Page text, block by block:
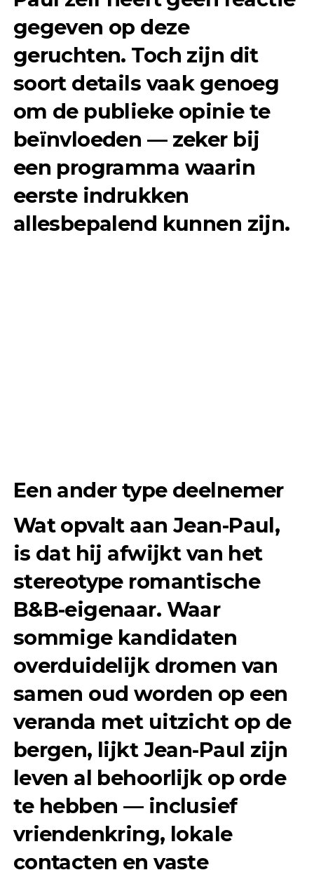
gegeven op deze
geruchten. Toch zijn dit
soort details vaak genoeg
om de publieke opinie te
beïnvloeden — zeker bij
een programma waarin
eerste indrukken
allesbepalend kunnen zijn.
Een ander type deelnemer
Wat opvalt aan Jean-Paul,
is dat hij afwijkt van het
stereotype romantische
B&B-eigenaar. Waar
sommige kandidaten
overduidelijk dromen van
samen oud worden op een
veranda met uitzicht op de
bergen, lijkt Jean-Paul zijn
leven al behoorlijk op orde
te hebben — inclusief
vriendenkring, lokale
contacten en vaste